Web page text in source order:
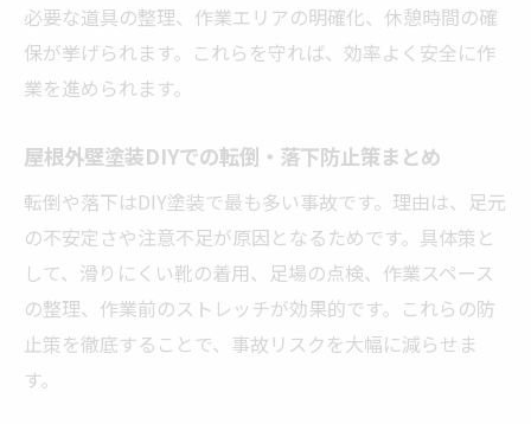
必要な道具の整理、作業エリアの明確化、休憩時間の確
保が挙げられます。これらを守れば、効率よく安全に作
業を進められます。
屋根外壁塗装DIYでの転倒・落下防止策まとめ
転倒や落下はDIY塗装で最も多い事故です。理由は、足元
の不安定さや注意不足が原因となるためです。具体策と
して、滑りにくい靴の着用、足場の点検、作業スペース
の整理、作業前のストレッチが効果的です。これらの防
止策を徹底することで、事故リスクを大幅に減らせま
す。